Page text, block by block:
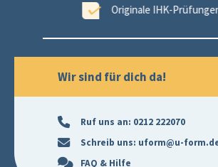
99,6 %
Wir sind für dich da!
Ruf uns an: 0212 222070
Schreib uns: uform@u-
FAQ & Hilfe